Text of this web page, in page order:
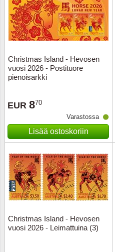
Christmas Island - Hevosen
vuosi 2026 - Postituore
pienoisarkki
EUR 870
Varastossa
Lisää ostoskoriin
Christmas Island - Hevosen
vuosi 2026 - Leimattuina (3)